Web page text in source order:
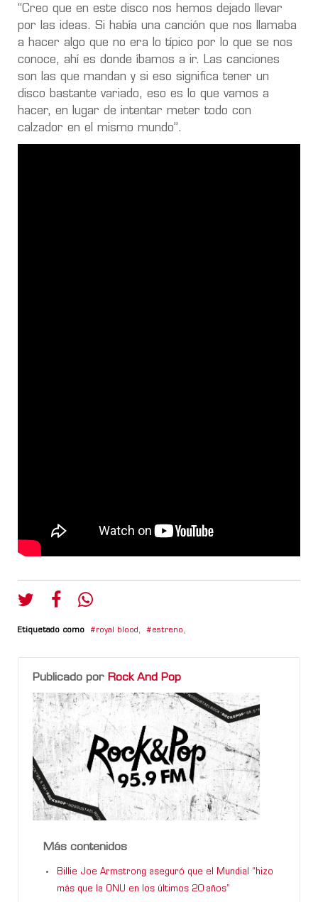
“Creo que en este disco nos hemos dejado llevar
por las ideas. Si había una canción que nos llamaba
a hacer algo que no era lo típico por lo que se nos
conoce, ahí es donde íbamos a ir. Las canciones
son las que mandan y si eso significa tener un
disco bastante variado, eso es lo que vamos a
hacer, en lugar de intentar meter todo con
calzador en el mismo mundo”.
Etiquetado como royal blood , estreno,
Publicado por Rock And Pop
Más contenidos
Billie Joe Armstrong aseguró que el Mundial “hizo
más que la ONU en los últimos 20 años”